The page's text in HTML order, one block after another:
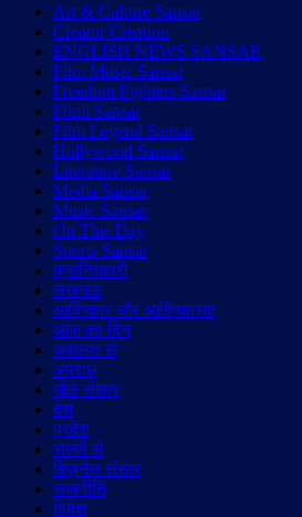
Art & Culture Sansar
Creator Creation
ENGLISH NEWS SANSAR
Film Music Sansar
Freedom Fighters Sansar
Filmi Sansar
Film Legend Sansar
Hollywood Sansar
Literature Sansar
Media Sansar
Music Sansar
On This Day
Sports Sansar
क्रान्तिकारी
लखनऊ
आविष्कार और आविष्कारक
आज का दिन
अदालत से
अपराध
खेल संसार
देश
प्रदेश
राज्यों से
बिज़नेस संसार
राजनीति
विदेश